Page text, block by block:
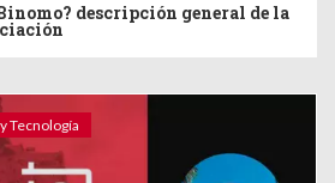
descripción general de la
Tecnología